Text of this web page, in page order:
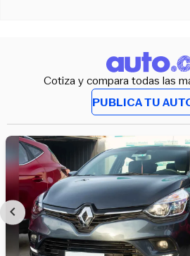
Cotiza y compara todas las
PUBLICA TU